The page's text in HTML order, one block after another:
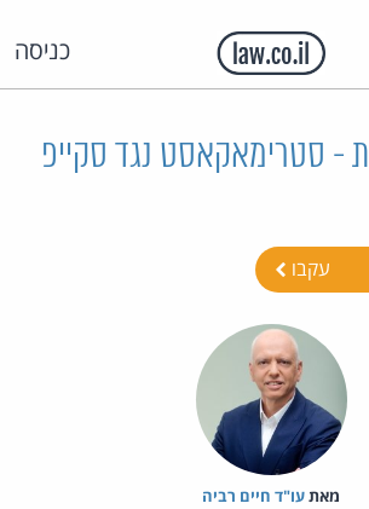
כניסה
- סטרימאקאסט נגד סקייפ
עקבו
מאת‏עו"ד חיים רביה